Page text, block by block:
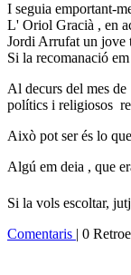
I seguia emportant-
L' Oriol Gracià , en
Jordi Arrufat un jove
Si la recomanació
Al decurs del mes
polítics i religiosos
Això pot ser és lo que
Algú em deia , que
Si la vols escoltar,
Comentaris | 0